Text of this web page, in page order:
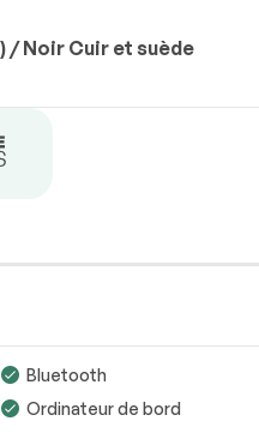
/ Noir Cuir et suède
Bluetooth
Ordinateur de bord